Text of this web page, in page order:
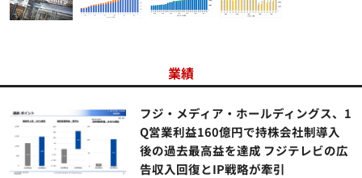
業績
フジ・メディア・ホールディングス、1
Q営業利益160億円で持株会社制導入
後の過去最高益を達成 フジテレビの広
告収入回復とIP戦略が牽引